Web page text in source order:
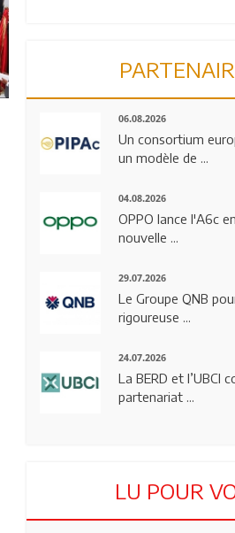
06.08.2026
Un consortium
un modèle de ...
04.08.2026
OPPO lance l'A6c
nouvelle ...
29.07.2026
Le Groupe QNB
rigoureuse ...
24.07.2026
La BERD et l’UBCI
partenariat ...
LU POUR